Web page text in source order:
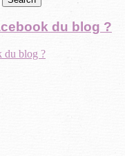
du blog ?
du blog ?